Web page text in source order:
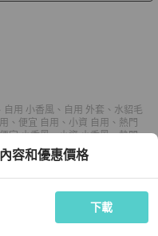
自用 小香風 、 自用 外套 、 水貂毛
、 便宜 自用 、 小資 自用 、 熱門
便宜 小香風、小資 小香風、熱門
、便宜 外套、小資 外套
容和優惠價格
下載